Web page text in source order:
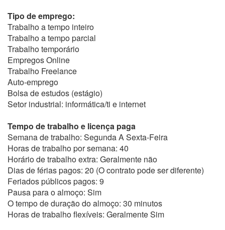
Tipo de emprego:
Trabalho a tempo inteiro
Trabalho a tempo parcial
Trabalho temporário
Empregos Online
Trabalho Freelance
Auto-emprego
Bolsa de estudos (estágio)
Setor industrial: informática/ti e internet
Tempo de trabalho e licença paga
Semana de trabalho: Segunda A Sexta-Feira
Horas de trabalho por semana: 40
Horário de trabalho extra: Geralmente não
Dias de férias pagos: 20 (O contrato pode ser diferente)
Feriados públicos pagos: 9
Pausa para o almoço: Sim
O tempo de duração do almoço: 30 minutos
Horas de trabalho flexíveis: Geralmente Sim